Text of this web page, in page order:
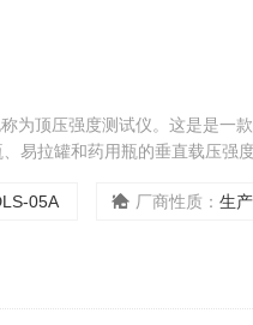
为顶压强度测试仪。这是是一
易拉罐和药用瓶的垂直载压强
05A 厂商性质： 生